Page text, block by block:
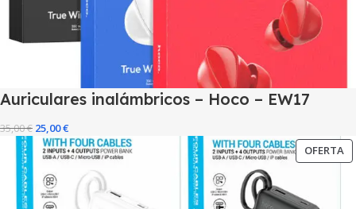
Auriculares inalámbricos – Hoco – EW17
35,00€ 25,00€
OFERTA